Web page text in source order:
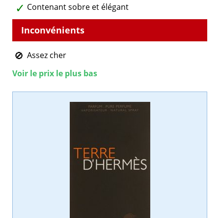
Contenant sobre et élégant
Assez cher
Voir le prix le plus bas